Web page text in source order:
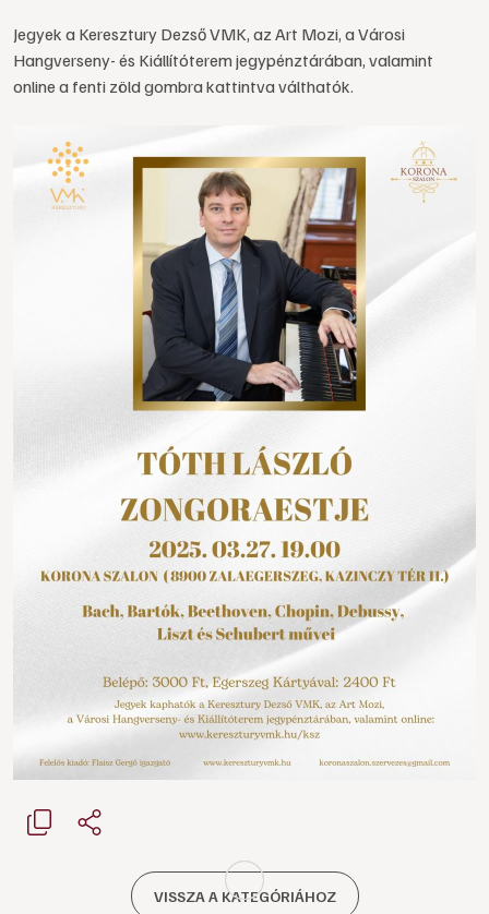
Jegyek a Keresztury Dezső VMK, az Art Mozi, a Városi
Hangverseny- és Kiállítóterem jegypénztárában, valamint
online a fenti zöld gombra kattintva válthatók.
VISSZA A KATEGÓRIÁHOZ